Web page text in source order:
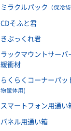
ミラクルパック （保冷袋
CDそふと君
きぶっくれ君
ラックマウントサーバ
緩衝材
らくらくコーナーパッ
物筺体用)
スマートフォン用通い
パネル用通い箱